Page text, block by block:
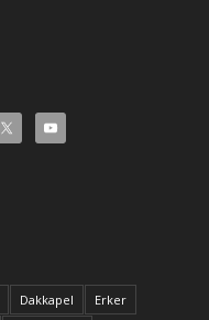
Dakkapel
Erker